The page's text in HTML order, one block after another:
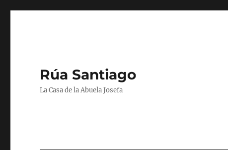
Rúa Santiago
La Casa de la Abuela Josefa